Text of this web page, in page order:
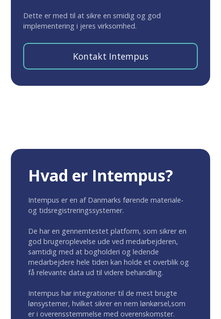
Dette er med til at sikre en smidig og god
implementering i jeres virksomhed.
Kontakt Intempus
Hvad er Intempus?
Intempus er en af Danmarks førende materiale-
og tidsregistreringssystemer.
De har en gennemtestet platform, som sikrer en
god brugeroplevelse ude ved medarbejderen,
samtidig med at bogholderi og ledende
medarbejdere hele tiden kan holde et overblik og
få relevante data ud til videre behandling.
Intempus har integrationer til de mest brugte
lønsystemer, hvilket sikrer en nem lønkørsel,som
er i overensstemmelse med overenskomster.